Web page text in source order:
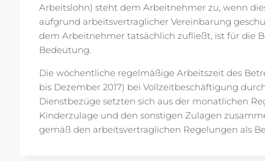
Arbeitslohn) steht dem Arbeitnehmer zu, wenn
aufgrund arbeitsvertraglicher Vereinbarung
dem Arbeitnehmer tatsächlich zufließt, ist für die
Bedeutung.
Die wöchentliche regelmäßige Arbeitszeit des
bis Dezember 2017) bei Vollzeitbeschäftigung
Dienstbezüge setzten sich aus der monatlichen
Kinderzulage und den sonstigen Zulagen
gemäß den arbeitsvertraglichen Regelungen als